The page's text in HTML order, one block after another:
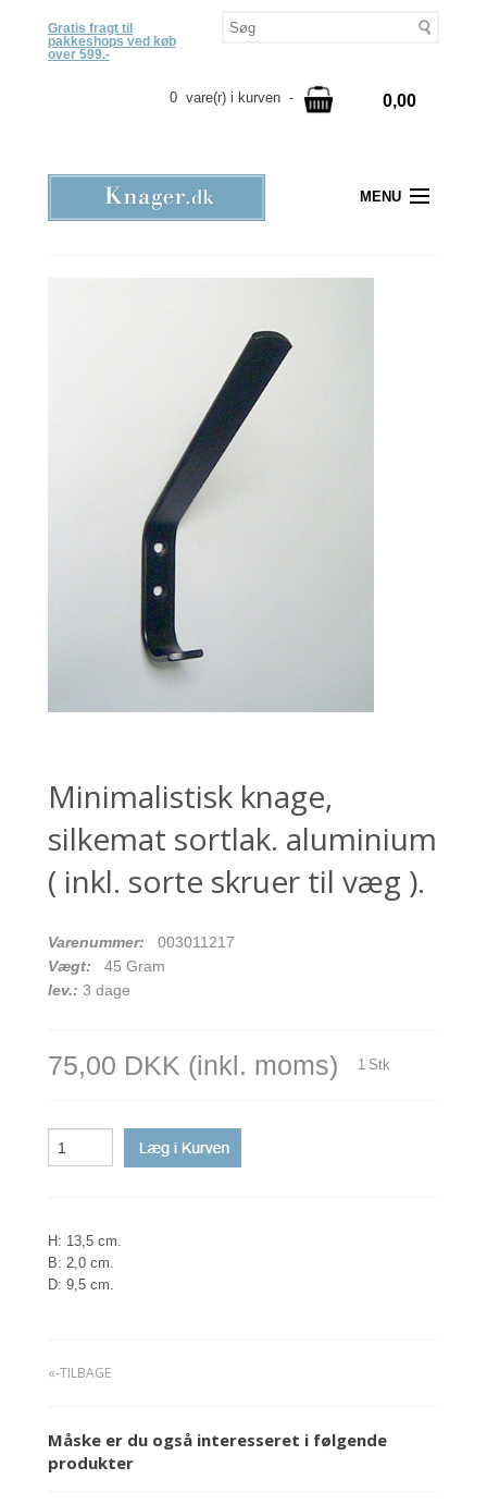
Gratis fragt til
pakkeshops ved køb
over 599.-
0 vare(r) i kurven - 0,00
MENU
Minimalistisk knage,
silkemat sortlak. aluminium
( inkl. sorte skruer til væg ).
Varenummer:
003011217
Vægt:
45 Gram
lev.: 3 dage
75,00 DKK (inkl. moms) 1 Stk
H: 13,5 cm.
B: 2,0 cm.
D: 9,5 cm.
«-TILBAGE
Måske er du også interesseret i følgende
produkter